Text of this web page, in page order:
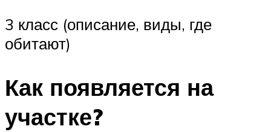
3 класс (описание, виды, где
обитают)
Как появляется на
участке?